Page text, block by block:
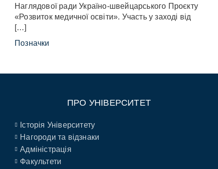
Наглядової ради Україно-швейцарського Проєкту
«Розвиток медичної освіти». Участь у заході від
[…]
Позначки
ПРО УНІВЕРСИТЕТ
Історія Університету
Нагороди та відзнаки
Адміністрація
Факультети